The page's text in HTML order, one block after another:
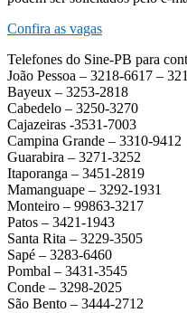
Confira as vagas
Telefones do Sine-PB para
João Pessoa – 3218-6617 –
Bayeux – 3253-2818
Cabedelo – 3250-3270
Cajazeiras -3531-7003
Campina Grande – 3310-9412
Guarabira – 3271-3252
Itaporanga – 3451-2819
Mamanguape – 3292-1931
Monteiro – 99863-3217
Patos – 3421-1943
Santa Rita – 3229-3505
Sapé – 3283-6460
Pombal – 3431-3545
Conde – 3298-2025
São Bento – 3444-2712